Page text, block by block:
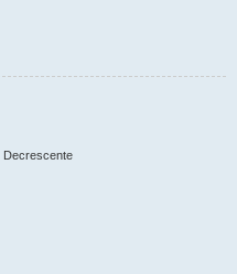
Decrescente